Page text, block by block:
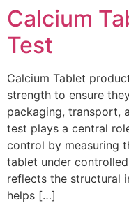
Calcium
Test
Calcium Tablet
strength to ensure
packaging, transport,
test plays a central
control by measuring
tablet under
reflects the structural
helps […]